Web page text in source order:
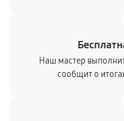
Наш мастер
сообщит о